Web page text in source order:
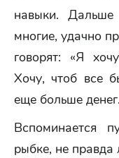
навыки. Дальше
многие, удачно
говорят: «Я
Хочу, чтоб все
еще больше
Вспоминается
рыбке, не правда